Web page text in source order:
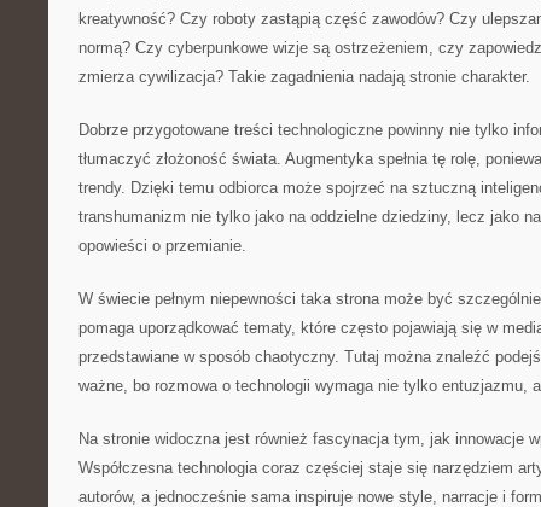
kreatywność? Czy roboty zastąpią część zawodów? Czy
normą? Czy cyberpunkowe wizje są ostrzeżeniem, czy
zmierza cywilizacja? Takie zagadnienia nadają stronie charakter.
Dobrze przygotowane treści technologiczne powinny nie tylko
tłumaczyć złożoność świata. Augmentyka spełnia tę rolę,
trendy. Dzięki temu odbiorca może spojrzeć na sztuczną
transhumanizm nie tylko jako na oddzielne dziedziny, lecz jako
opowieści o przemianie.
W świecie pełnym niepewności taka strona może być
pomaga uporządkować tematy, które często pojawiają się w
przedstawiane w sposób chaotyczny. Tutaj można znaleźć
ważne, bo rozmowa o technologii wymaga nie tylko entuzjazmu,
Na stronie widoczna jest również fascynacja tym, jak innowacje
Współczesna technologia coraz częściej staje się narzędziem
autorów, a jednocześnie sama inspiruje nowe style, narracje i